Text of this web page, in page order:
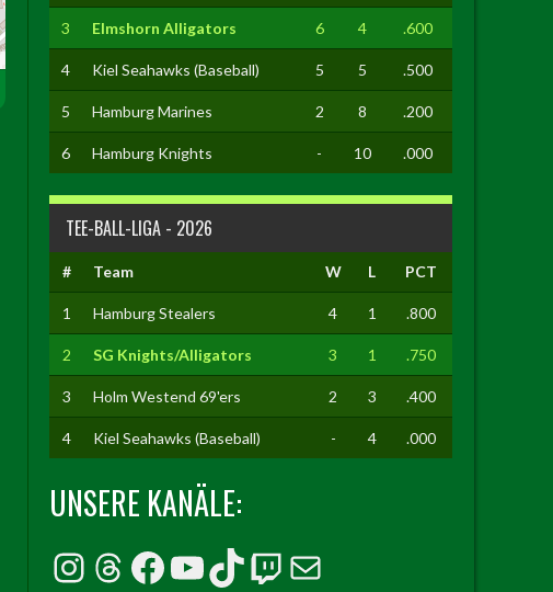
3 Elmshorn Alligators 6 4 .600
4 Kiel Seahawks (Baseball) 5 5 .500
5 Hamburg Marines 2 8 .200
6 Hamburg Knights - 10 .000
TEE-BALL-LIGA - 2026
# Team W L PCT
1 Hamburg Stealers 4 1 .800
2 SG Knights/Alligators 3 1 .750
3 Holm Westend 69'ers 2 3 .400
4 Kiel Seahawks (Baseball) - 4 .000
UNSERE KANÄLE:
Instagram
Threads
Facebook
YouTube
TikTok
Twitch
E-Mail